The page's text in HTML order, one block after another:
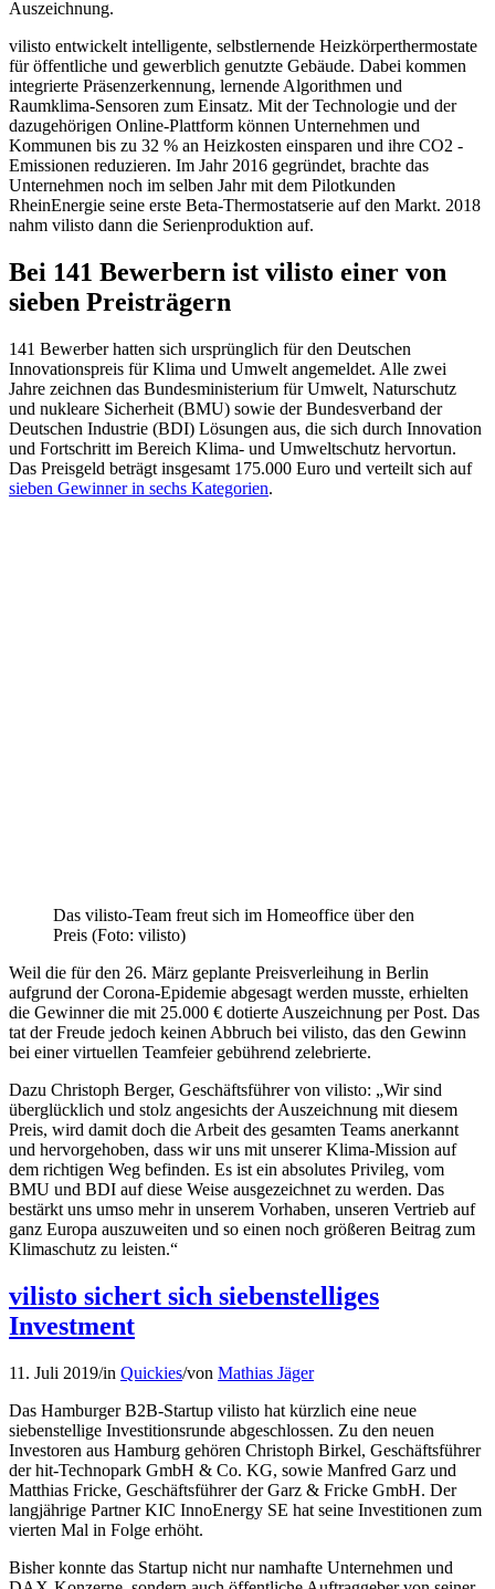
Auszeichnung.
vilisto entwickelt intelligente, selbstlernende Heizkörperthermostate
für öffentliche und gewerblich genutzte Gebäude. Dabei kommen
integrierte Präsenzerkennung, lernende Algorithmen und
Raumklima-Sensoren zum Einsatz. Mit der Technologie und der
dazugehörigen Online-Plattform können Unternehmen und
Kommunen bis zu 32 % an Heizkosten einsparen und ihre CO2 -
Emissionen reduzieren. Im Jahr 2016 gegründet, brachte das
Unternehmen noch im selben Jahr mit dem Pilotkunden
RheinEnergie seine erste Beta-Thermostatserie auf den Markt. 2018
nahm vilisto dann die Serienproduktion auf.
Bei 141 Bewerbern ist vilisto einer von
sieben Preisträgern
141 Bewerber hatten sich ursprünglich für den Deutschen
Innovationspreis für Klima und Umwelt angemeldet. Alle zwei
Jahre zeichnen das Bundesministerium für Umwelt, Naturschutz
und nukleare Sicherheit (BMU) sowie der Bundesverband der
Deutschen Industrie (BDI) Lösungen aus, die sich durch Innovation
und Fortschritt im Bereich Klima- und Umweltschutz hervortun.
Das Preisgeld beträgt insgesamt 175.000 Euro und verteilt sich auf
sieben Gewinner in sechs Kategorien.
Das vilisto-Team freut sich im Homeoffice über den
Preis (Foto: vilisto)
Weil die für den 26. März geplante Preisverleihung in Berlin
aufgrund der Corona-Epidemie abgesagt werden musste, erhielten
die Gewinner die mit 25.000 € dotierte Auszeichnung per Post. Das
tat der Freude jedoch keinen Abbruch bei vilisto, das den Gewinn
bei einer virtuellen Teamfeier gebührend zelebrierte.
Dazu Christoph Berger, Geschäftsführer von vilisto: „Wir sind
überglücklich und stolz angesichts der Auszeichnung mit diesem
Preis, wird damit doch die Arbeit des gesamten Teams anerkannt
und hervorgehoben, dass wir uns mit unserer Klima-Mission auf
dem richtigen Weg befinden. Es ist ein absolutes Privileg, vom
BMU und BDI auf diese Weise ausgezeichnet zu werden. Das
bestärkt uns umso mehr in unserem Vorhaben, unseren Vertrieb auf
ganz Europa auszuweiten und so einen noch größeren Beitrag zum
Klimaschutz zu leisten.“
vilisto sichert sich siebenstelliges
Investment
11. Juli 2019/in Quickies/von Mathias Jäger
Das Hamburger B2B-Startup vilisto hat kürzlich eine neue
siebenstellige Investitionsrunde abgeschlossen. Zu den neuen
Investoren aus Hamburg gehören Christoph Birkel, Geschäftsführer
der hit-Technopark GmbH & Co. KG, sowie Manfred Garz und
Matthias Fricke, Geschäftsführer der Garz & Fricke GmbH. Der
langjährige Partner KIC InnoEnergy SE hat seine Investitionen zum
vierten Mal in Folge erhöht.
Bisher konnte das Startup nicht nur namhafte Unternehmen und